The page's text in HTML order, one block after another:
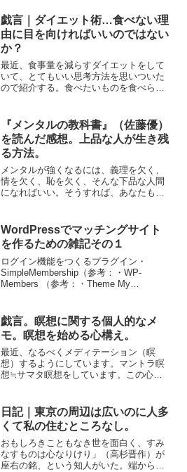
戯言｜ダイエット術…食べない理
由に目を向ければいいのではない
か？
最近、食事量を減らすダイエットをして
いて、とてもいい思考方法を思いついた
ので紹介する。食べたいものを食べられ
とで節約できている！」と考えればいい
のではないか。つまり、食べ...
『メンタルの教科書』（佐藤優）
を読んだ感想。上品な人が生き残
る方法。
メンタルが強くなるには、義理を欠く、
情を欠く、恥を欠く、そんな下品な人間
になればいい。そうすれば、あなたも勝
輩は猫である」に出てくるお話らしい）
高度自由主義経済の現代に...
WordPressでマッチングサイト
を作るための雑記その１
ログイン機能をつくるプラグイン・
SimpleMembership（参考：・WP-
Members （参考：・Theme My
能を実装するためのもので、そもそもマ
ッ...
戯言。瞑想に関する個人的なメ
モ。瞑想を始める心構え。
最近、なるべくメディテーション（瞑
想）するようにしています。マントラ瞑
想≒サマタ瞑想をしています。この心の
掛け声はなんでもいいのですが、個人的
には「般若心経」「南無妙法...
日記｜東京の周辺は広いのに人多
くて私の住むところなし。
おもしろきこともなき世を面白く、すみ
なすものは心なりけり」（高杉晋作）が
座右の銘、という知人がいた。端から見